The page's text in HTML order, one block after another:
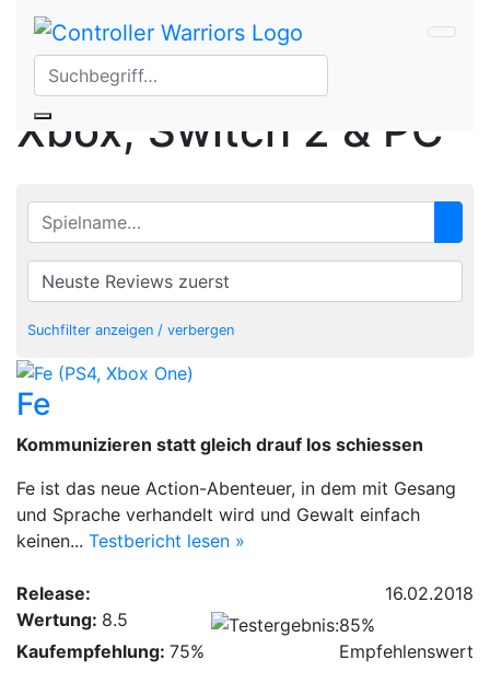
Spiele-Tests &
Reviews für PS5,
Xbox, Switch 2 & PC
Suchfilter anzeigen / verbergen
Fe
Kommunizieren statt gleich drauf los schiessen
Fe ist das neue Action-Abenteuer, in dem mit Gesang
und Sprache verhandelt wird und Gewalt einfach
keinen... Testbericht lesen »
Release:
16.02.2018
Wertung: 8.5
Kaufempfehlung: 75% Empfehlenswert